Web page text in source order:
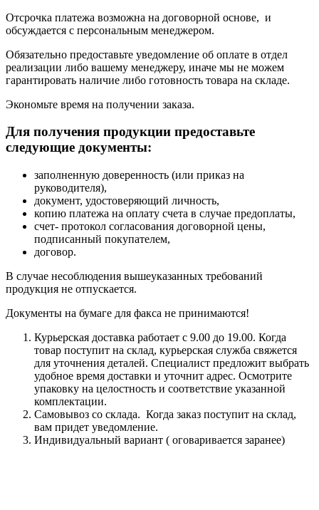
Отсрочка платежа возможна на договорной основе, и
обсуждается с персональным менеджером.
Обязательно предоставьте уведомление об оплате в отдел
реализации либо вашему менеджеру, иначе мы не можем
гарантировать наличие либо готовность товара на складе.
Экономьте время на получении заказа.
Для получения продукции предоставьте
следующие документы:
заполненную доверенность (или приказ на
руководителя),
документ, удостоверяющий личность,
копию платежа на оплату счета в случае предоплаты,
счет- протокол согласования договорной цены,
подписанный покупателем,
договор.
В случае несоблюдения вышеуказанных требований
продукция не отпускается.
Документы на бумаге для факса не принимаются!
Курьерская доставка работает с 9.00 до 19.00. Когда
товар поступит на склад, курьерская служба свяжется
для уточнения деталей. Специалист предложит выбрать
удобное время доставки и уточнит адрес. Осмотрите
упаковку на целостность и соответствие указанной
комплектации.
Самовывоз со склада. Когда заказ поступит на склад,
вам придет уведомление.
Индивидуальный вариант ( оговаривается заранее)